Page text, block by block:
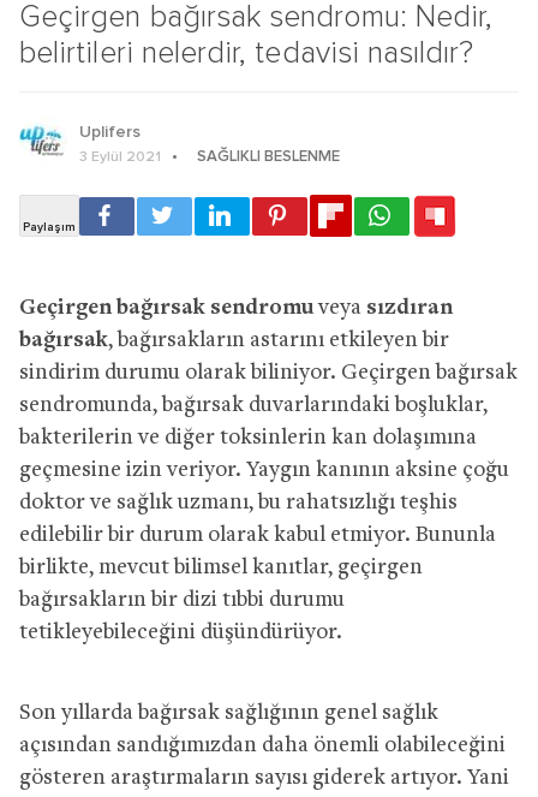
Geçirgen bağırsak sendromu: Nedir,
belirtileri nelerdir, tedavisi nasıldır?
Uplifers
3 Eylül 2021 SAĞLIKLI BESLENME
Geçirgen bağırsak sendromuveya sızdıran
bağırsak, bağırsakların astarını etkileyen bir
sindirim durumu olarak biliniyor. Geçirgen bağırsak
sendromunda, bağırsak duvarlarındaki boşluklar,
bakterilerin ve diğer toksinlerin kan dolaşımına
geçmesine izin veriyor. Yaygın kanının aksine çoğu
doktor ve sağlık uzmanı, bu rahatsızlığı teşhis
edilebilir bir durum olarak kabul etmiyor. Bununla
birlikte, mevcut bilimsel kanıtlar, geçirgen
bağırsakların bir dizi tıbbi durumu
tetikleyebileceğini düşündürüyor.
Son yıllarda bağırsak sağlığının genel sağlık
açısından sandığımızdan daha önemli olabileceğini
gösteren araştırmaların sayısı giderek artıyor. Yani